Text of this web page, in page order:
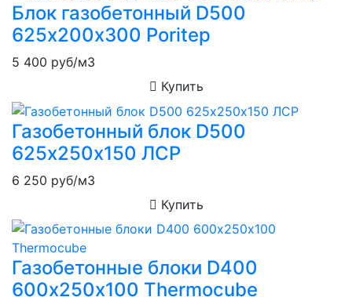
Блок газобетонный D500
625х200х300 Poritep
5 400 руб/м3
Купить
Газобетонный блок D500
625х250х150 ЛСР
6 250 руб/м3
Купить
Газобетонные блоки D400
600х250х100 Thermocube